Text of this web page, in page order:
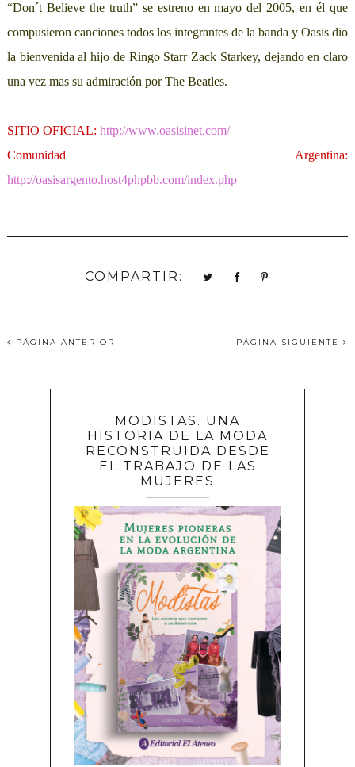
“Don´t Believe the truth” se estreno en mayo del 2005, en él que
compusieron canciones todos los integrantes de la banda y Oasis dio
la bienvenida al hijo de Ringo Starr Zack Starkey, dejando en claro
una vez mas su admiración por The Beatles.
SITIO OFICIAL: http://www.oasisinet.com/
Comunidad Argentina:
http://oasisargento.host4phpbb.com/index.php
COMPARTIR:
PÁGINA ANTERIOR PÁGINA SIGUIENTE
MODISTAS. UNA
HISTORIA DE LA MODA
RECONSTRUIDA DESDE
EL TRABAJO DE LAS
MUJERES